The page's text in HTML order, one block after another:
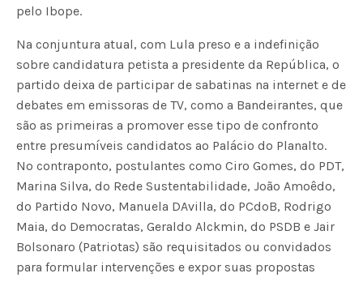
pelo Ibope.
Na conjuntura atual, com Lula preso e a indefinição
sobre candidatura petista a presidente da República, o
partido deixa de participar de sabatinas na internet e de
debates em emissoras de TV, como a Bandeirantes, que
são as primeiras a promover esse tipo de confronto
entre presumíveis candidatos ao Palácio do Planalto.
No contraponto, postulantes como Ciro Gomes, do PDT,
Marina Silva, do Rede Sustentabilidade, João Amoêdo,
do Partido Novo, Manuela DAvilla, do PCdoB, Rodrigo
Maia, do Democratas, Geraldo Alckmin, do PSDB e Jair
Bolsonaro (Patriotas) são requisitados ou convidados
para formular intervenções e expor suas propostas